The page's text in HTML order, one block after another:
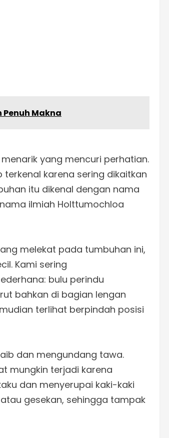
Makna
yang mencuri perhatian.
karena sering dikaitkan
itu dikenal dengan nama
ilmiah Holttumochloa
melekat pada tumbuhan ini,
Kami sering
bulu perindu
bahkan di bagian lengan
terlihat berpindah posisi
dan mengundang tawa.
mungkin terjadi karena
dan menyerupai kaki-kaki
gesekan, sehingga tampak